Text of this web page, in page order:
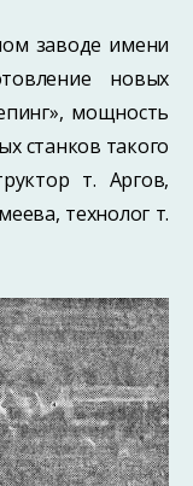
заводе имени
новых
мощность
станков такого
т. Аргов,
технолог т.